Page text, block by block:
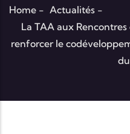
Home - Actualités -
La TAA aux
renforcer le